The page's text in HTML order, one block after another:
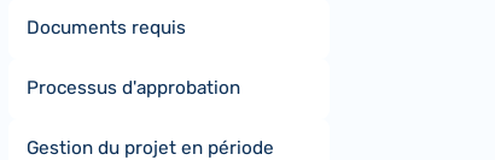
Documents requis
Processus d'approbation
Gestion du projet en période